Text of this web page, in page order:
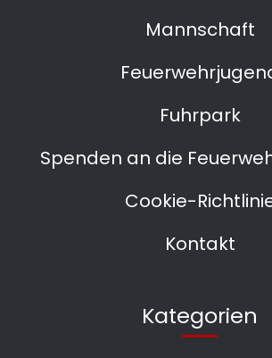
Mannschaft
Fuhrpark
Spenden an die
Cookie-
Kontakt
Kategorien